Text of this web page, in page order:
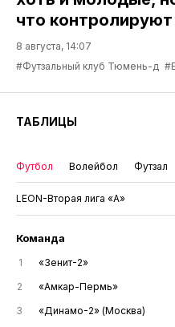
что
8 августа, 14:07
#Футзальный клуб Тюмень-д
ТАБЛИЦЫ
Футбол Волейбол Футзал
LEON-Вторая лига «А»
Команда
1 «Зенит-2»
2
«Амкар-Пермь»
3
«Динамо-2» (Москва)